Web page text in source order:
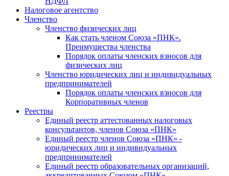
Налоговое агентство
Членство
Членство физических лиц
Как стать членом Союза «ПНК».
Преимущества членства
Порядок оплаты членских взносов для
физических лиц
Членство юридических лиц и индивидуальных
предпринимателей
Порядок оплаты членских взносов для
Корпоративных членов
Реестры
Единый реестр аттестованных налоговых
консультантов, членов Союза «ПНК»
Единый реестр членов Союза «ПНК» -
юридических лиц и индивидуальных
предпринимателей
Единый реестр образовательных организаций,